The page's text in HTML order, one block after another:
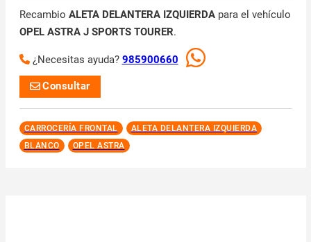
Recambio ALETA DELANTERA IZQUIERDApara el vehículo
OPEL ASTRA J SPORTS TOURER.
¿Necesitas ayuda? 985900660
Consultar
CARROCERÍA FRONTAL
ALETA DELANTERA IZQUIERDA
BLANCO
OPEL ASTRA